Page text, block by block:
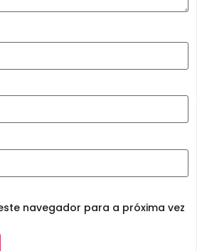
navegador para a próxima vez